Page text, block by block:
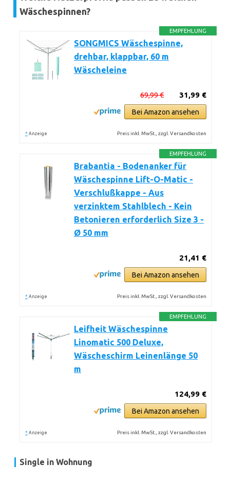
Wäschespinnen?
EMPFEHLUNG
SONGMICS Wäschespinne,
drehbar, klappbar, 60 m
Wäscheleine
31,99 €
69,99 €
Bei Amazon ansehen
* Anzeige Preis inkl. MwSt., zzgl. Versandkosten
EMPFEHLUNG
Brabantia - Bodenanker für
Wäschespinne Lift-O-Matic -
Verschlußkappe - Aus
verzinktem Stahlblech - Kein
Betonieren erforderlich Size 3 -
Ø 50 mm
21,41 €
Bei Amazon ansehen
* Anzeige Preis inkl. MwSt., zzgl. Versandkosten
EMPFEHLUNG
Leifheit Wäschespinne
Linomatic 500 Deluxe,
Wäscheschirm Leinenlänge 50
m
124,99 €
Bei Amazon ansehen
* Anzeige Preis inkl. MwSt., zzgl. Versandkosten
Single in Wohnung